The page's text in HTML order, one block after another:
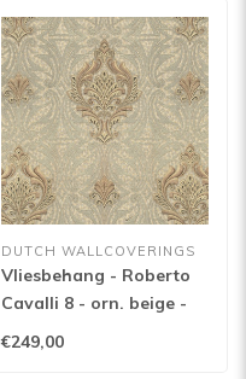
DUTCH WALLCOVERINGS
Vliesbehang - Roberto
Cavalli 8 - orn. beige -
19011
€249,00